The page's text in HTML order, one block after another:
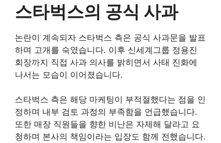
스타벅스의 공식 사과
논란이 계속되자 스타벅스 측은 공식 사과문을 발표
하며 고개를 숙였습니다. 이후 신세계그룹 정용진
회장까지 직접 사과 의사를 밝히면서 사태 진화에
나서는 모습이 이어졌습니다.
스타벅스 측은 해당 마케팅이 부적절했다는 점을 인
정하며 내부 검토 과정의 부족함을 언급했습니다.
또한 매장 직원들을 향한 비난은 자제해 달라고 요
청하며 본사의 책임이라는 입장도 함께 전했습니다.